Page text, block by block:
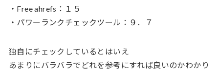
・Free ahrefs：１５
・パワーランクチェックツール：９．７
独自にチェックしているとはいえ
あまりにバラバラでどれを参考にすれば良いのかわかり